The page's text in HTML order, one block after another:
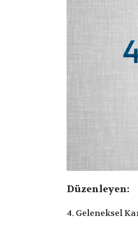
Düzenleyen:
4. Geleneksel